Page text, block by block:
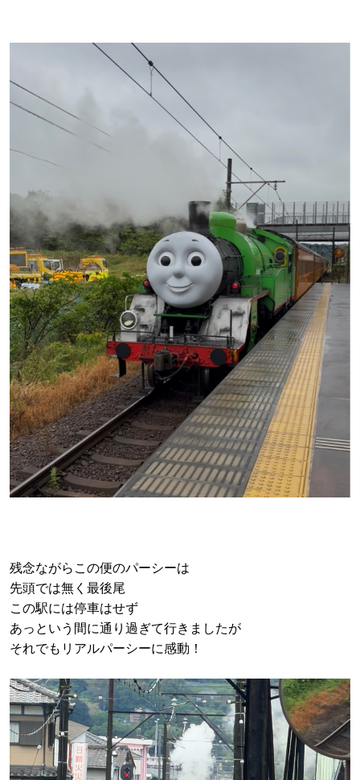
残念ながらこの便のパーシーは
先頭では無く最後尾
この駅には停車はせず
あっという間に通り過ぎて行きましたが
それでもリアルパーシーに感動！